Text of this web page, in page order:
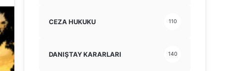
CEZA HUKUKU 110
DANIŞTAY KARARLARI 140